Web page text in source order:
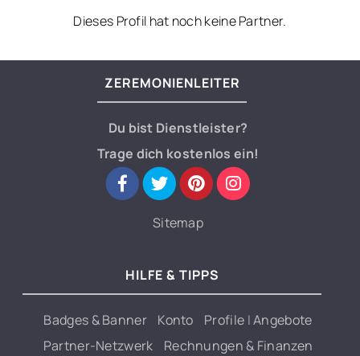
Dieses Profil hat noch keine Partner.
ZEREMONIENLEITER
Du bist Dienstleister?
Trage dich kostenlos ein!
Sitemap
HILFE & TIPPS
Badges & Banner Konto Profile |Angebote
Partner-Netzwerk
Rechnungen & Finanzen